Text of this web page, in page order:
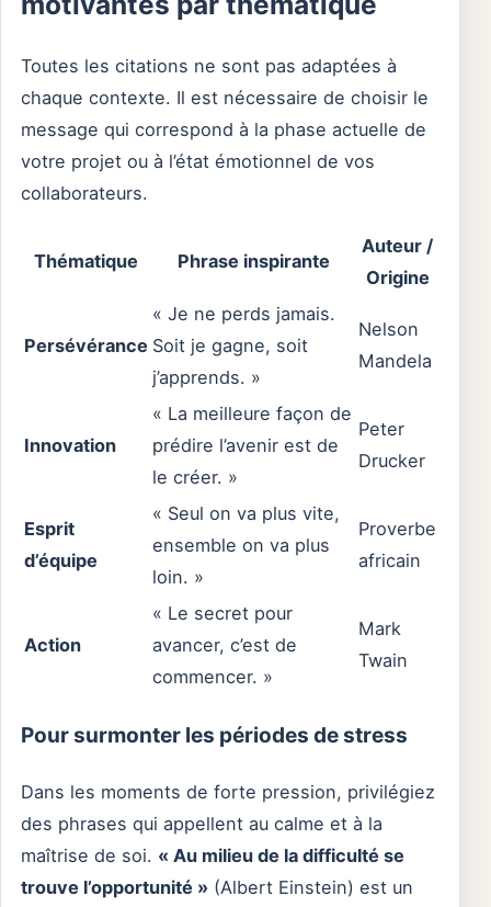
Toutes les citations ne sont pas adaptées à
chaque contexte. Il est nécessaire de choisir le
message qui correspond à la phase actuelle de
votre projet ou à l’état émotionnel de vos
collaborateurs.
Thématique Phrase inspirante
Auteur /
Origine
Persévérance
« Je ne perds jamais.
Soit je gagne, soit
j’apprends. »
Nelson
Mandela
Innovation
« La meilleure façon de
prédire l’avenir est de
le créer. »
Peter
Drucker
Esprit
d’équipe
« Seul on va plus vite,
ensemble on va plus
loin. »
Proverbe
africain
Action
« Le secret pour
avancer, c’est de
commencer. »
Mark
Twain
Pour surmonter les périodes de stress
Dans les moments de forte pression, privilégiez
des phrases qui appellent au calme et à la
maîtrise de soi. « Au milieu de la difficulté se
trouve l’opportunité » (Albert Einstein) est un